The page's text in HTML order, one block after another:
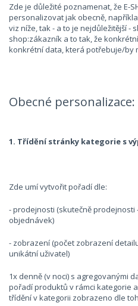
Zde je důležité poznamenat, že E-
personalizovat jak obecně,
viz níže, tak - a to je nejdůležitější -
shop:zákazník a to tak, že
konkrétní data, která potřebuje/by
Obecné personalizace:
1. Třídění stránky kategorie s
Zde umí vytvořit pořadí dle:
- prodejnosti (skutečně prodejnosti
objednávek)
- zobrazení (počet zobrazení
unikátní uživatel)
1x denně (v noci) s agregovanými
pořadí produktů v rámci kategorie
třídění v kategorii zobrazeno dle